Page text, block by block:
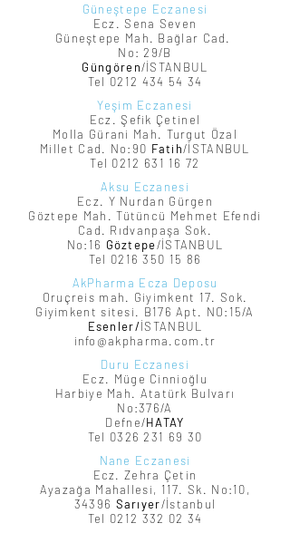
Güneştepe Eczanesi
Ecz. Sena Seven
Güneştepe Mah. Bağlar Cad.
No: 29/B
Güngören/İSTANBUL
Tel 0212 434 54 34
Yeşim Eczanesi
Ecz. Şefik Çetinel
Molla Gürani Mah. Turgut Özal
Millet Cad. No:90 Fatih/İSTANBUL
Tel 0212 631 16 72
Aksu Eczanesi
Ecz. Y Nurdan Gürgen
Göztepe Mah. Tütüncü Mehmet Efendi
Cad. Rıdvanpaşa Sok.
No:16 Göztepe/İSTANBUL
Tel 0216 350 15 86
AkPharma Ecza Deposu
Oruçreis mah. Giyimkent 17. Sok.
Giyimkent sitesi. B176 Apt. NO:15/A
Esenler/İSTANBUL
info@akpharma.com.tr
Duru Eczanesi
Ecz. Müge Cinnioğlu
Harbiye Mah. Atatürk Bulvarı
No:376/A
Defne/HATAY
Tel 0326 231 69 30
Nane Eczanesi
Ecz. Zehra Çetin
Ayazağa Mahallesi, 117. Sk. No:10,
34396 Sarıyer/İstanbul
Tel 0212 332 02 34